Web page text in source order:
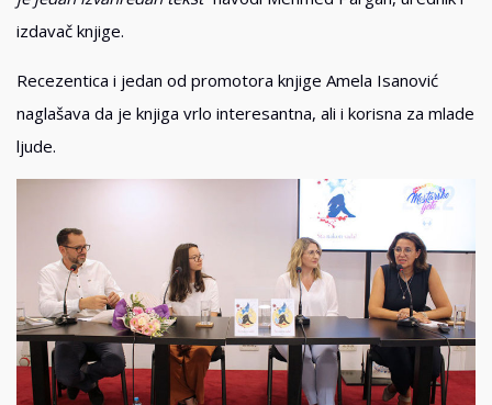
izdavač knjige.
Recezentica i jedan od promotora knjige Amela Isanović
naglašava da je knjiga vrlo interesantna, ali i korisna za mlade
ljude.